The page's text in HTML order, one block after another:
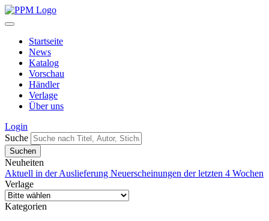
Startseite
News
Katalog
Vorschau
Händler
Verlage
Über uns
Login
Suche
Neuheiten
Aktuell in der Auslieferung Neuerscheinungen der letzten 4 Wochen
Verlage
Kategorien